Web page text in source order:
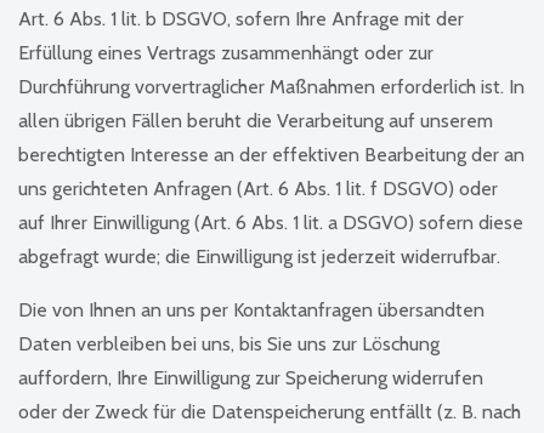
Art. 6 Abs. 1 lit. b DSGVO, sofern Ihre Anfrage mit der
Erfüllung eines Vertrags zusammenhängt oder zur
Durchführung vorvertraglicher Maßnahmen erforderlich ist. In
allen übrigen Fällen beruht die Verarbeitung auf unserem
berechtigten Interesse an der effektiven Bearbeitung der an
uns gerichteten Anfragen (Art. 6 Abs. 1 lit. f DSGVO) oder
auf Ihrer Einwilligung (Art. 6 Abs. 1 lit. a DSGVO) sofern diese
abgefragt wurde; die Einwilligung ist jederzeit widerrufbar.
Die von Ihnen an uns per Kontaktanfragen übersandten
Daten verbleiben bei uns, bis Sie uns zur Löschung
auffordern, Ihre Einwilligung zur Speicherung widerrufen
oder der Zweck für die Datenspeicherung entfällt (z. B. nach